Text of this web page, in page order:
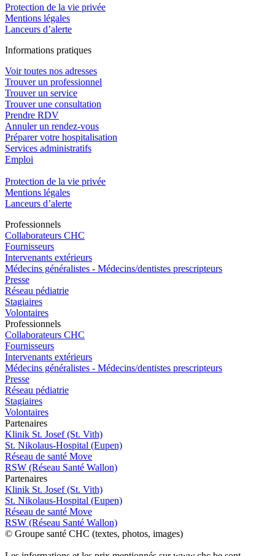
Protection de la vie privée
Mentions légales
Lanceurs d’alerte
Informations pratiques
Voir toutes nos adresses
Trouver un professionnel
Trouver un service
Trouver une consultation
Prendre RDV
Annuler un rendez-vous
Préparer votre hospitalisation
Services administratifs
Emploi​
Protection de la vie privée
Mentions légales
Lanceurs d’alerte
Professionnels
Collaborateurs CHC
Fournisseurs
Intervenants extérieurs
Médecins généralistes - Médecins/dentistes prescripteurs
Presse
Réseau pédiatrie
Stagiaires
Volontaires
Professionnels
Collaborateurs CHC
Fournisseurs
Intervenants extérieurs
Médecins généralistes - Médecins/dentistes prescripteurs
Presse
Réseau pédiatrie
Stagiaires
Volontaires
Partenaires
Klinik St. Josef (St. Vith)
St. Nikolaus-Hospital (Eupen)
Réseau de santé Move
RSW (Réseau Santé Wallon)
Partenaires
Klinik St. Josef (St. Vith)
St. Nikolaus-Hospital (Eupen)
Réseau de santé Move
RSW (Réseau Santé Wallon)
© Groupe santé CHC (textes, photos, images)